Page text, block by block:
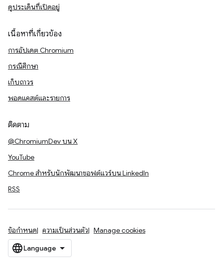
ดูประเด็นที่เปิดอยู่
เนื้อหาที่เกี่ยวข้อง
การอัปเดต Chromium
กรณีศึกษา
เก็บถาวร
พอดแคสต์และรายการ
ติดตาม
@ChromiumDev บน X
YouTube
Chrome สำหรับนักพัฒนาซอฟต์แวร์บน LinkedIn
RSS
ข้อกำหนด ความเป็นส่วนตัว Manage cookies